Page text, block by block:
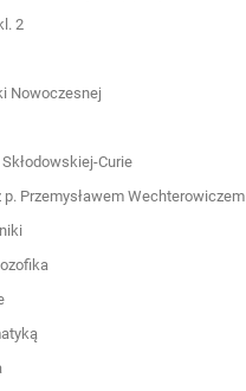
2
Nowoczesnej
Curie
Przemysławem Wechterowiczem